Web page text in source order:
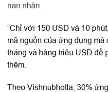
nạn nhân.
“Chỉ với 150 USD và 10
mã nguồn của ứng dụng mà
tháng và hàng triệu USD để
thêm.
Theo Vishnubhotla, 30%